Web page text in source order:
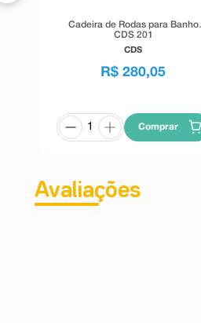
Cadeira de Rodas para Banho
CDS 201
CDS
R$ 280,05
Comprar
Avaliações